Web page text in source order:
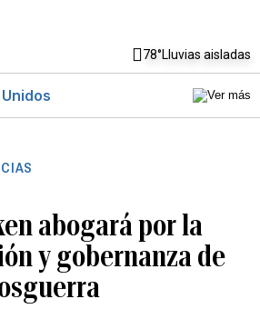
78°Lluvias aisladas
abogará por la
y gobernanza de